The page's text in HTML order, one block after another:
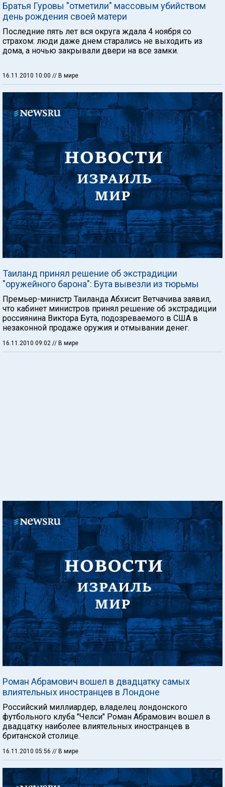
Братья Гуровы "отметили" массовым убийством
день рождения своей матери
Последние пять лет вся округа ждала 4 ноября со
страхом: люди даже днем старались не выходить из
дома, а ночью закрывали двери на все замки.
16.11.2010 10:00 // В мире
Таиланд принял решение об экстрадиции
"оружейного барона": Бута вывезли из тюрьмы
Премьер-министр Таиланда Абхисит Ветчачива заявил,
что кабинет министров принял решение об экстрадиции
россиянина Виктора Бута, подозреваемого в США в
незаконной продаже оружия и отмывании денег.
16.11.2010 09:02 // В мире
Роман Абрамович вошел в двадцатку самых
влиятельных иностранцев в Лондоне
Российский миллиардер, владелец лондонского
футбольного клуба "Челси" Роман Абрамович вошел в
двадцатку наиболее влиятельных иностранцев в
британской столице.
16.11.2010 05:56 // В мире